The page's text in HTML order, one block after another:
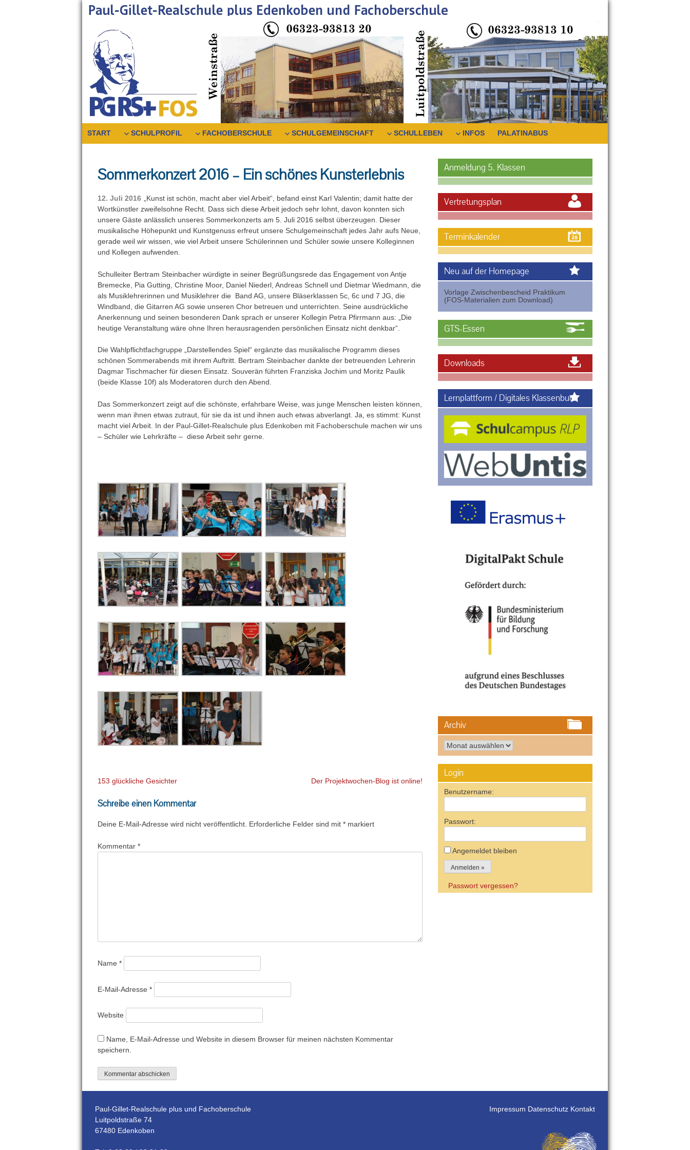
START SCHULPROFIL FACHOBERSCHULE SCHULGEMEINSCHAFT SCHULLEBEN INFOS PALATINABUS
Sommerkonzert 2016 – Ein schönes Kunsterlebnis
12. Juli 2016
„Kunst ist schön, macht aber viel Arbeit“, befand einst Karl Valentin; damit hatte der
Wortkünstler zweifelsohne Recht. Dass sich diese Arbeit jedoch sehr lohnt, davon konnten sich
unsere Gäste anlässlich unseres Sommerkonzerts am 5. Juli 2016 selbst überzeugen. Dieser
musikalische Höhepunkt und Kunstgenuss erfreut unsere Schulgemeinschaft jedes Jahr aufs Neue,
gerade weil wir wissen, wie viel Arbeit unsere Schülerinnen und Schüler sowie unsere Kolleginnen
und Kollegen aufwenden.
Schulleiter Bertram Steinbacher würdigte in seiner Begrüßungsrede das Engagement von Antje
Bremecke, Pia Gutting, Christine Moor, Daniel Niederl, Andreas Schnell und Dietmar Wiedmann, die
als Musiklehrerinnen und Musiklehrer die Band AG, unsere Bläserklassen 5c, 6c und 7 JG, die
Windband, die Gitarren AG sowie unseren Chor betreuen und unterrichten. Seine ausdrückliche
Anerkennung und seinen besonderen Dank sprach er unserer Kollegin Petra Pfirrmann aus: „Die
heutige Veranstaltung wäre ohne Ihren herausragenden persönlichen Einsatz nicht denkbar“.
Die Wahlpflichtfachgruppe „Darstellendes Spiel“ ergänzte das musikalische Programm dieses
schönen Sommerabends mit ihrem Auftritt. Bertram Steinbacher dankte der betreuenden Lehrerin
Dagmar Tischmacher für diesen Einsatz. Souverän führten Franziska Jochim und Moritz Paulik
(beide Klasse 10f) als Moderatoren durch den Abend.
Das Sommerkonzert zeigt auf die schönste, erfahrbare Weise, was junge Menschen leisten können,
wenn man ihnen etwas zutraut, für sie da ist und ihnen auch etwas abverlangt. Ja, es stimmt: Kunst
macht viel Arbeit. In der Paul-Gillet-Realschule plus Edenkoben mit Fachoberschule machen wir uns
– Schüler wie Lehrkräfte – diese Arbeit sehr gerne.
Beitragsnavigation
153 glückliche Gesichter Der Projektwochen-Blog ist online!
Schreibe einen Kommentar
Deine E-Mail-Adresse wird nicht veröffentlicht. Erforderliche Felder sind mit * markiert
Kommentar *
Name *
E-Mail-Adresse *
Website
Name, E-Mail-Adresse und Website in diesem Browser für meinen nächsten Kommentar
speichern.
Anmeldung 5. Klassen
Vertretungsplan
Terminkalender
Neu auf der Homepage
Vorlage Zwischenbescheid Praktikum
(FOS-Materialien zum Download)
GTS-Essen
Downloads
Lernplattform / Digitales Klassenbuch
Archiv
Archiv
Login
Benutzername:
Passwort:
Angemeldet bleiben
Passwort vergessen?
Paul-Gillet-Realschule plus und Fachoberschule
Luitpoldstraße 74
67480 Edenkoben
Impressum Datenschutz Kontakt